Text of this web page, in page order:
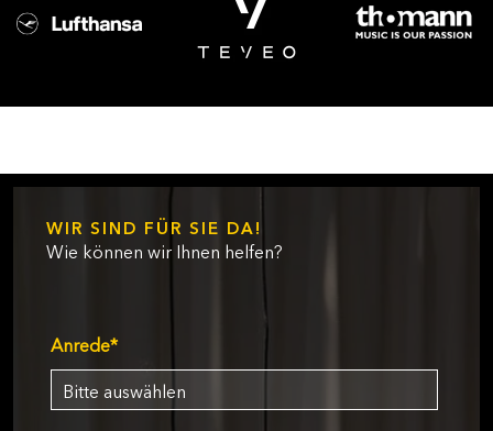
WIR SIND FÜR SIE DA!
Wie können wir Ihnen helfen?
Anrede*